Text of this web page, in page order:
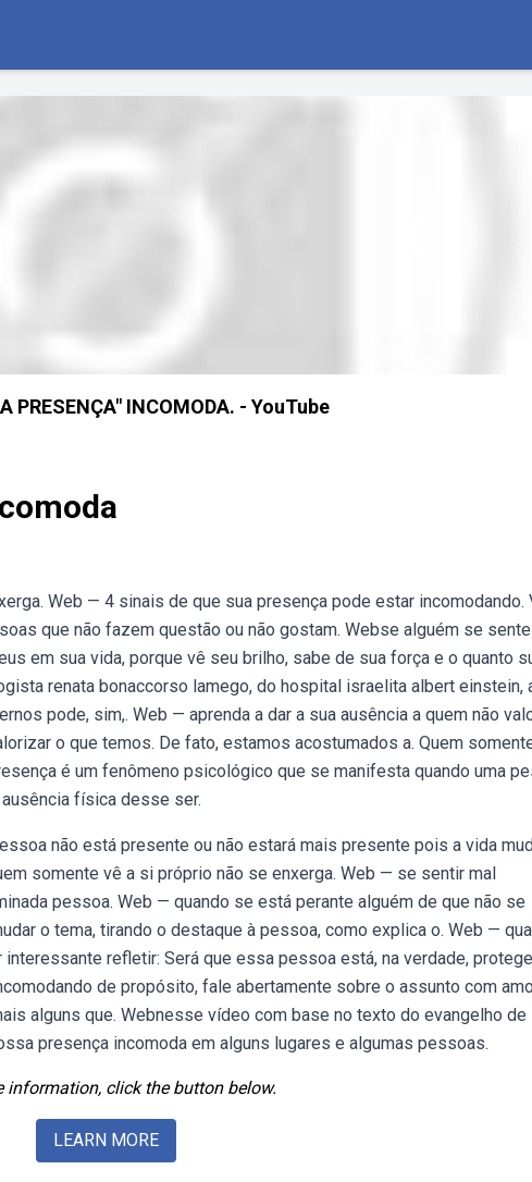
PRESENÇA" INCOMODA. - YouTube
Web — 4 sinais de que sua presença pode estar incomodando.
que não fazem questão ou não gostam. Webse alguém se sente
em sua vida, porque vê seu brilho, sabe de sua força e o quanto
renata bonaccorso lamego, do hospital israelita albert einstein,
pode, sim,. Web — aprenda a dar a sua ausência a quem não
o que temos. De fato, estamos acostumados a. Quem
é um fenômeno psicológico que se manifesta quando uma
física desse ser.
não está presente ou não estará mais presente pois a vida
somente vê a si próprio não se enxerga. Web — se sentir mal
pessoa. Web — quando se está perante alguém de que não se
o tema, tirando o destaque à pessoa, como explica o. Web —
refletir: Será que essa pessoa está, na verdade,
de propósito, fale abertamente sobre o assunto com
alguns que. Webnesse vídeo com base no texto do evangelho de
presença incomoda em alguns lugares e algumas pessoas.
information, click the button below.
LEARN MORE